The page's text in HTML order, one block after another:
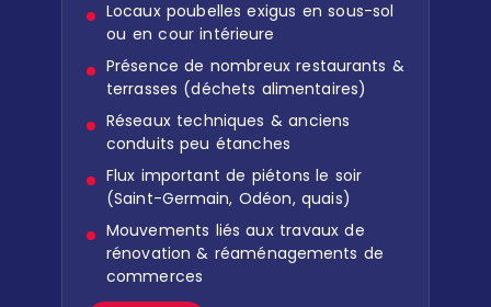
Locaux poubelles exigus en sous-sol
ou en cour intérieure
Présence de nombreux restaurants &
terrasses (déchets alimentaires)
Réseaux techniques & anciens
conduits peu étanches
Flux important de piétons le soir
(Saint-Germain, Odéon, quais)
Mouvements liés aux travaux de
rénovation & réaménagements de
commerces